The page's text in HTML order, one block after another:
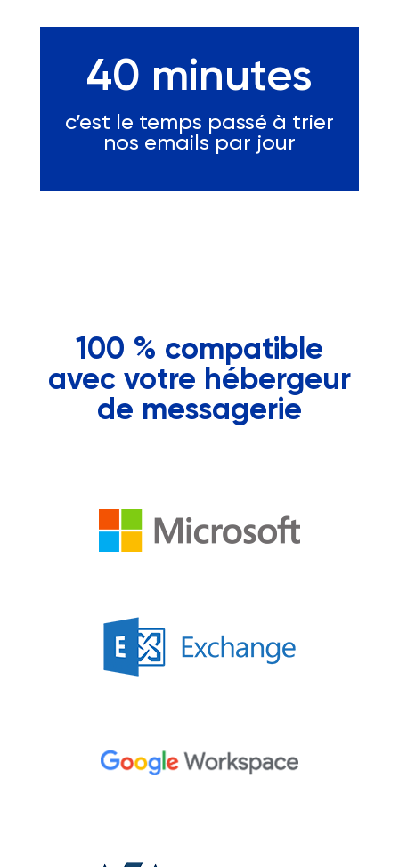
40 minutes
c’est le temps passé à trier
nos emails par jour
100 % compatible
avec votre hébergeur
de messagerie